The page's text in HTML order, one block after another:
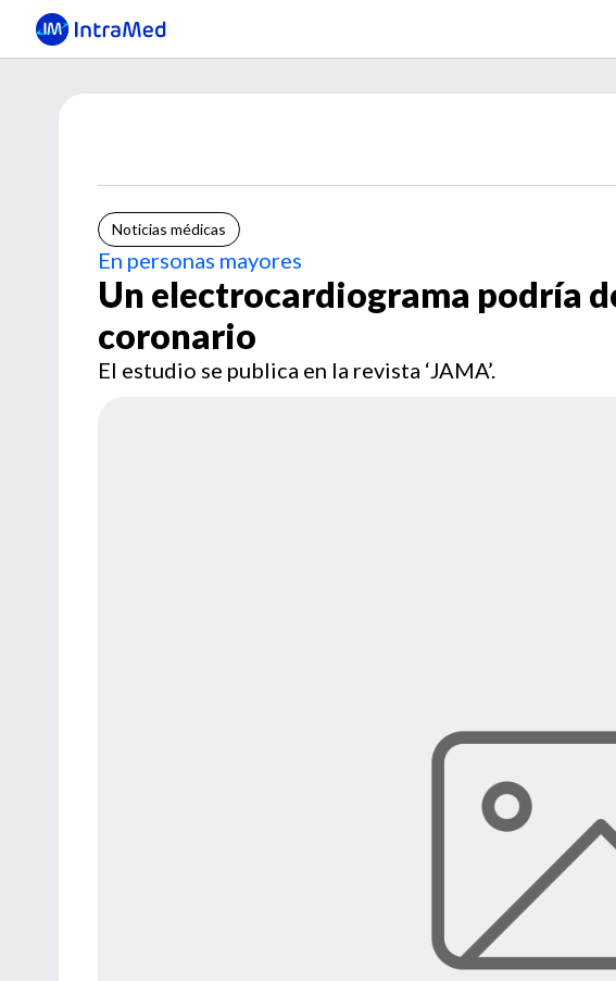
Noticias médicas
En personas mayores
Un electrocardiograma podría
coronario
El estudio se publica en la revista ‘JAMA’.